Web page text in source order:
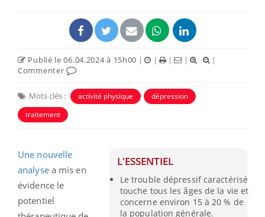
Publié le 06.04.2024 à 15h00 | | | |
|
Commenter
Mots clés : activité physique
dépression
traitement
L'ESSENTIEL
Le trouble dépressif caractérisé
touche tous les âges de la vie et
concerne environ 15 à 20 % de
la population générale.
Une nouvelle
analysea mis en
évidence le
potentiel